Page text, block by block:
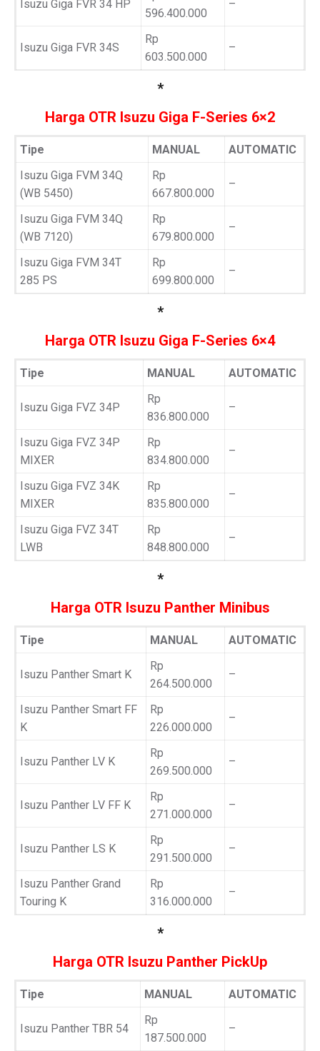
Isuzu Giga FVR 34 HP
596.400.000
–
Isuzu Giga FVR 34S
Rp
603.500.000
–
*
Harga OTR Isuzu Giga F-Series 6×2
Tipe MANUAL
AUTOMATIC
Isuzu Giga FVM 34Q
(WB 5450)
Rp
667.800.000
–
Isuzu Giga FVM 34Q
(WB 7120)
Rp
679.800.000
–
Isuzu Giga FVM 34T
285 PS
Rp
699.800.000
–
*
Harga OTR Isuzu Giga F-Series 6×4
Tipe MANUAL AUTOMATIC
Isuzu Giga FVZ 34P
Rp
836.800.000
–
Isuzu Giga FVZ 34P
MIXER
Rp
834.800.000
–
Isuzu Giga FVZ 34K
MIXER
Rp
835.800.000
–
Isuzu Giga FVZ 34T
LWB
Rp
848.800.000
–
*
Harga OTR Isuzu Panther Minibus
Tipe MANUAL AUTOMATIC
Isuzu Panther Smart K
Rp
264.500.000
–
Isuzu Panther Smart FF
K
Rp
226.000.000
–
Isuzu Panther LV K
Rp
269.500.000
–
Isuzu Panther LV FF K
Rp
271.000.000
–
Isuzu Panther LS K
Rp
291.500.000
–
Isuzu Panther Grand
Touring K
Rp
316.000.000
–
*
Harga OTR Isuzu Panther PickUp
Tipe MANUAL AUTOMATIC
Isuzu Panther TBR 54
Rp
187.500.000
–